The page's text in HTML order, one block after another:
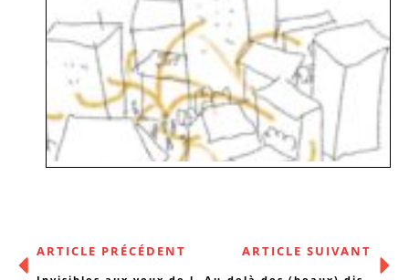
ARTICLE PRÉCÉDENT ARTICLE SUIVANT